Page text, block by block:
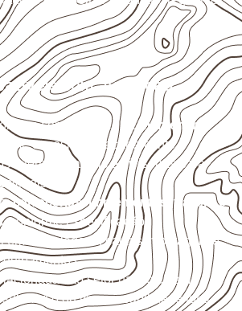
com avaliação
e componentes de marcenaria
exposição e acabamento.
internos, painéis e divisórias para
carrocerias, implementos, trailers e
, conforme especificação.
em embalagens, caixas, montagem e
ao setor náutico, sem
submerso ou impermeabilidade total.